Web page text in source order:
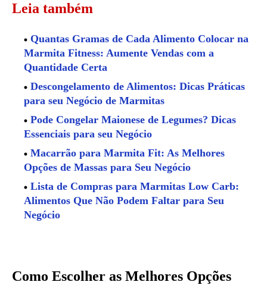
Leia também
Quantas Gramas de Cada Alimento Colocar na
Marmita Fitness: Aumente Vendas com a
Quantidade Certa
Descongelamento de Alimentos: Dicas Práticas
para seu Negócio de Marmitas
Pode Congelar Maionese de Legumes? Dicas
Essenciais para seu Negócio
Macarrão para Marmita Fit: As Melhores
Opções de Massas para Seu Negócio
Lista de Compras para Marmitas Low Carb:
Alimentos Que Não Podem Faltar para Seu
Negócio
Como Escolher as Melhores Opções